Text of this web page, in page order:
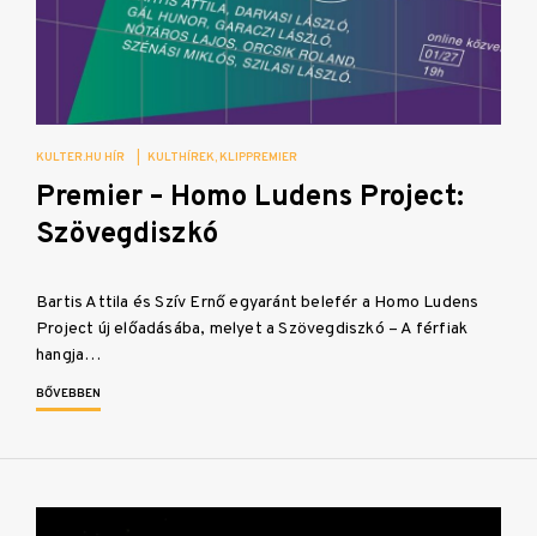
KULTER.HU HÍR KULTHÍREK KLIPPREMIER
Premier – Homo Ludens Project:
Szövegdiszkó
Bartis Attila és Szív Ernő egyaránt belefér a Homo Ludens
Project új előadásába, melyet a Szövegdiszkó – A férfiak
hangja…
BŐVEBBEN